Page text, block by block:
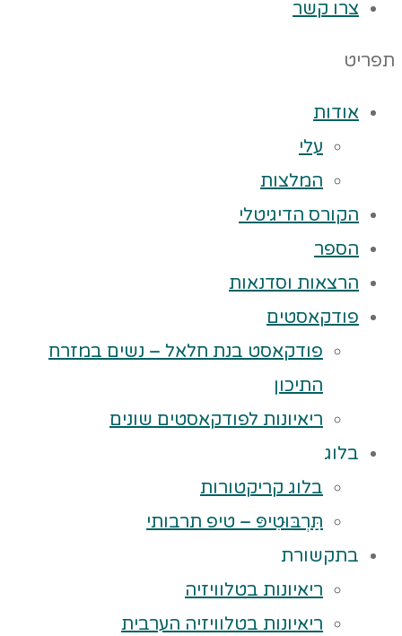
צרו קשר
תפריט
אודות
עלי
המלצות
הקורס הדיגיטלי
הספר
הרצאות וסדנאות
פודקאסטים
פודקאסט בנת חלאל – נשים במזרח
התיכון
ריאיונות לפודקאסטים שונים
בלוג
בלוג קריקטורות
תַּרְבּוּטִיפּ – טיפ תרבותי
בתקשורת
ריאיונות בטלוויזיה
ריאיונות בטלוויזיה הערבית